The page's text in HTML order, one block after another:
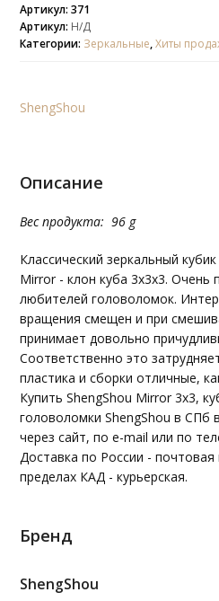
Артикул: 371
Артикул: Н/Д
Категории: Зеркальные,Хиты
ShengShou
Описание
Вес продукта: 96 g
Классический зеркальный
Mirror - клон куба 3х3х3. Очень
любителей головоломок.
вращения смещен и при
принимает довольно
Соответственно это
пластика и сборки отличные,
Купить ShengShou Mirror 3x3,
головоломки ShengShou в СПб
через сайт, по e-mail или по
Доставка по России -
пределах КАД - курьерская.
Бренд
ShengShou